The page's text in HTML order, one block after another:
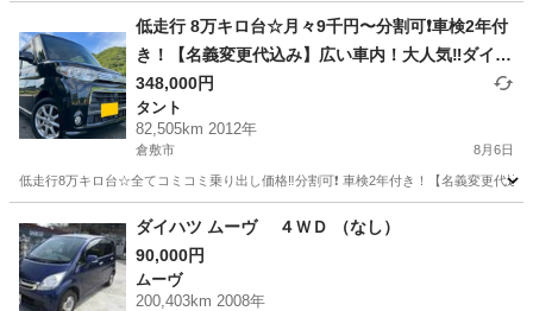
タント 走行距離
低走行 8万キロ台☆月々9千円〜分割可❗️車検2年付
き！【名義変更代込み】広い車内！大人気‼️ダイハ
ツ タントカスタム☆Bluetoothナビ付き☆走行中
DVD見れます☆ETC付き☆純正アルミ☆電動スラ
イドドア☆ドライブレコーダー☆そのまま乗って
348,000円
タント
82,505km 2012年
倉敷市 8月6日
低走行8万キロ台☆全てコミコミ乗り出し価格‼️分割可❗️ 車検2年付き！【名義変更代
タント
ダイハツ ムーヴ ４ＷＤ （なし）
90,000円
ムーヴ
200,403km 2008年